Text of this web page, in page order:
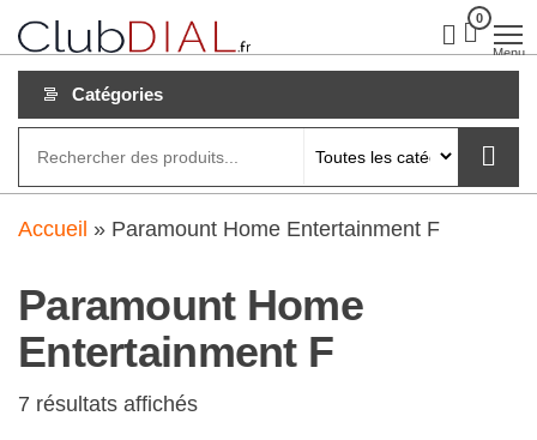
Aller
au
contenu
clubdial.fr
0
Menu
Catégories
Accueil » Paramount Home Entertainment F
Paramount Home
Entertainment F
7 résultats affichés